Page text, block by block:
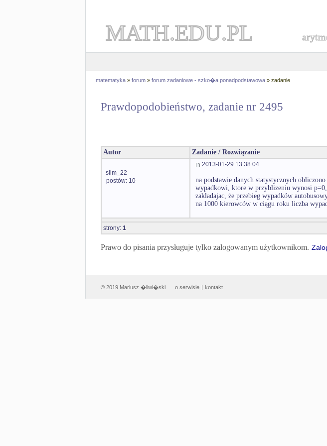
MATH.EDU.PL
matematyka » forum » forum zadaniowe - szko�a ponadpodstawowa » zadanie
Prawdopodobieństwo, zadanie nr 2495
Autor Zadanie / Rozwiązanie
slim_22
postów: 10
2013-01-29 13:38:04
na podstawie danych statystycznych
wypadkowi, ktore w przyblizeniu wynosi
zakladajac, że przebieg wypadków
na 1000 kierowców w ciągu roku liczba
strony: 1
Prawo do pisania przysługuje tylko zalogowanym użytkownikom.
© 2019 Mariusz �liwi�ski o serwisie | kontakt